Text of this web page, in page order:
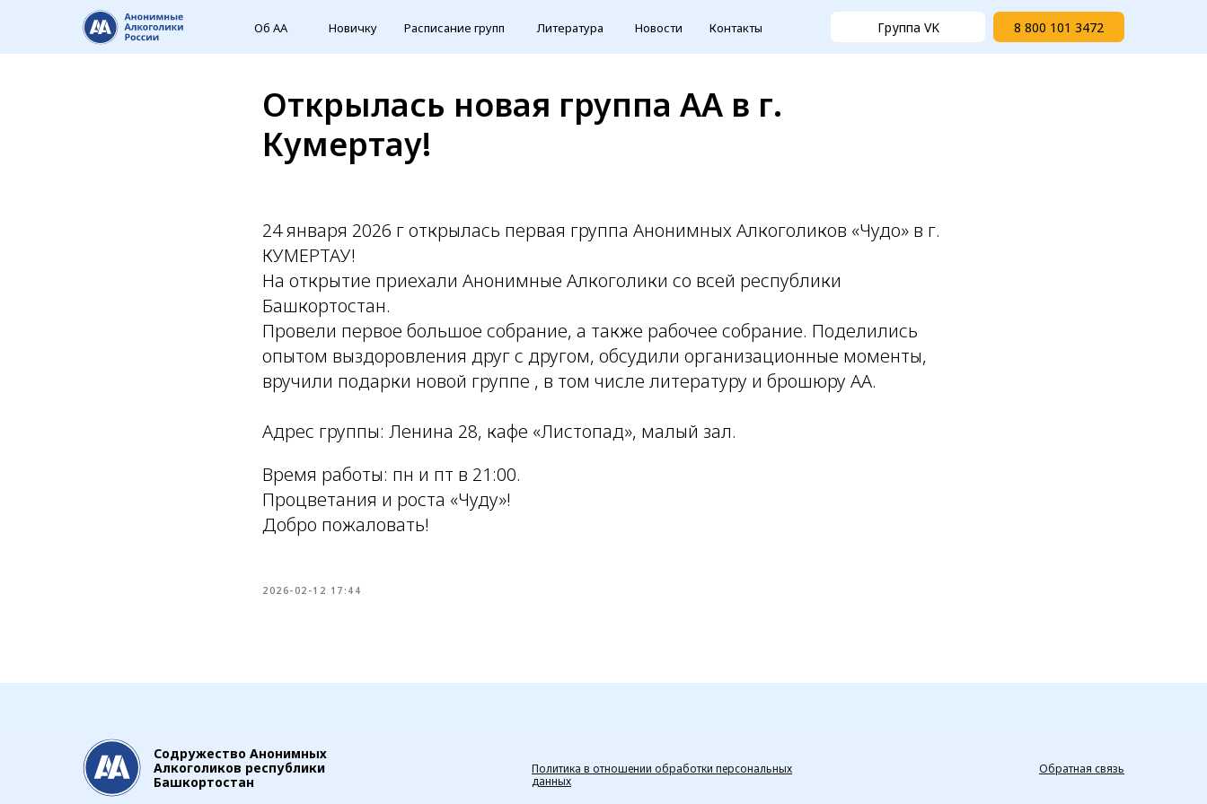
8 800 101 3472
Группа VK
Контакты
Новичку Расписание групп Литература
Об АА Новости
Открылась новая группа АА в г.
Кумертау!
24 января 2026 г открылась первая группа Анонимных Алкоголиков «Чудо» в г.
КУМЕРТАУ!
На открытие приехали Анонимные Алкоголики со всей республики
Башкортостан.
Провели первое большое собрание, а также рабочее собрание. Поделились
опытом выздоровления друг с другом, обсудили организационные моменты,
вручили подарки новой группе , в том числе литературу и брошюру АА.
Адрес группы: Ленина 28, кафе «Листопад», малый зал.
Время работы: пн и пт в 21:00.
Процветания и роста «Чуду»!
Добро пожаловать!
2026-02-12 17:44
Политика в отношении обработки персональных
данных
Содружество Анонимных
Алкоголиков республики
Башкортостан
Обратная связь